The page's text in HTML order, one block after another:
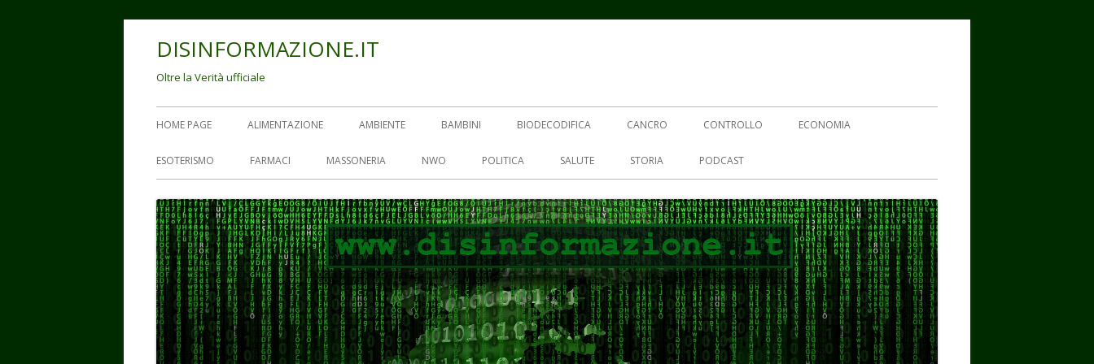
DISINFORMAZIONE.IT
Oltre la Verità ufficiale
Menu
principale
HOME PAGE ALIMENTAZIONE AMBIENTE BAMBINI BIODECODIFICA CANCRO CONTROLLO ECONOMIA
ESOTERISMO FARMACI MASSONERIA NWO POLITICA SALUTE STORIA PODCAST